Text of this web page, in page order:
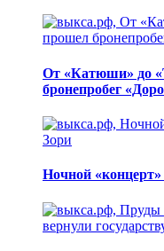
От «Катюши» до
бронепробег
Ночной